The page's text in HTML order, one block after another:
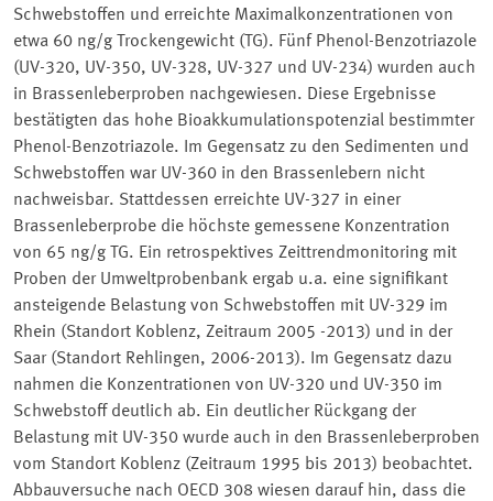
Schwebstoffen und erreichte Maximalkonzentrationen von
etwa 60 ng/g Trockengewicht (TG). Fünf Phenol-Benzotriazole
(UV-320, UV-350, UV-328, UV-327 und UV-234) wurden auch
in Brassenleberproben nachgewiesen. Diese Ergebnisse
bestätigten das hohe Bioakkumulationspotenzial bestimmter
Phenol-Benzotriazole. Im Gegensatz zu den Sedimenten und
Schwebstoffen war UV-360 in den Brassenlebern nicht
nachweisbar. Stattdessen erreichte UV-327 in einer
Brassenleberprobe die höchste gemessene Konzentration
von 65 ng/g TG. Ein retrospektives Zeittrendmonitoring mit
Proben der Umweltprobenbank ergab u.a. eine signifikant
ansteigende Belastung von Schwebstoffen mit UV-329 im
Rhein (Standort Koblenz, Zeitraum 2005 -2013) und in der
Saar (Standort Rehlingen, 2006-2013). Im Gegensatz dazu
nahmen die Konzentrationen von UV-320 und UV-350 im
Schwebstoff deutlich ab. Ein deutlicher Rückgang der
Belastung mit UV-350 wurde auch in den Brassenleberproben
vom Standort Koblenz (Zeitraum 1995 bis 2013) beobachtet.
Abbauversuche nach OECD 308 wiesen darauf hin, dass die